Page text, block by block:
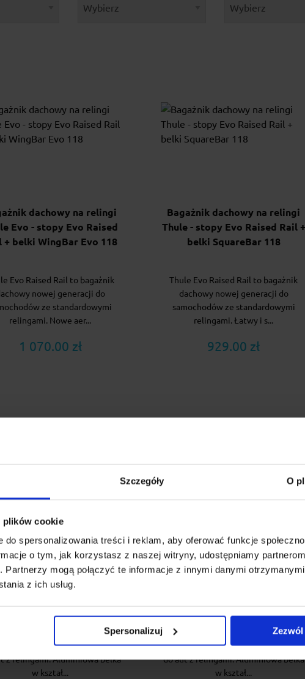
Szczegóły O
plików cookie
spersonalizowania treści i reklam, aby oferować funkcje
o tym, jak korzystasz z naszej witryny, udostępniamy
mogą połączyć te informacje z innymi danymi
z ich usług.
Spersonalizuj
dachowy na relingi
Evo - stopy Evo Raised
+ belki WingBar Evo 118
Evo Raised Rail to bagażnik
nowej generacji do
ze standardowymi
relingami. Nowe aer...
1 070.00 zł
Bagażnik dachowy na relingi
Thule - stopy Evo Raised Rail +
belki SquareBar 118
Thule Evo Raised Rail to bagażnik
dachowy nowej generacji do
samochodów ze standardowymi
relingami. Łatwy i s...
929.00 zł
dachowy na relingi
Airo 128 + stopy Cruz fix
Airo to aerodynamiczny,
i wytrzymały bagażnik do
z relingami. Aluminiowa belka
w kształ...
Bagażnik dachowy na relingi
Cruz Airo to aerodynamiczny,
estetyczny i wytrzymały bagażnik do
do aut z relingami. Aluminiowa belka
w kształ...